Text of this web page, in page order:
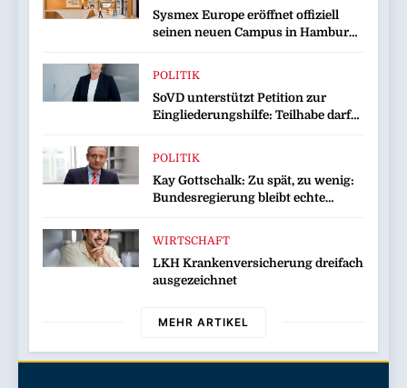
Sysmex Europe eröffnet offiziell
seinen neuen Campus in Hamburg
Arbeitsumgebungen
POLITIK
SoVD unterstützt Petition zur
Eingliederungshilfe: Teilhabe darf
POLITIK
Kay Gottschalk: Zu spät, zu wenig:
Bundesregierung bleibt echte
WIRTSCHAFT
LKH Krankenversicherung dreifach
ausgezeichnet
MEHR ARTIKEL